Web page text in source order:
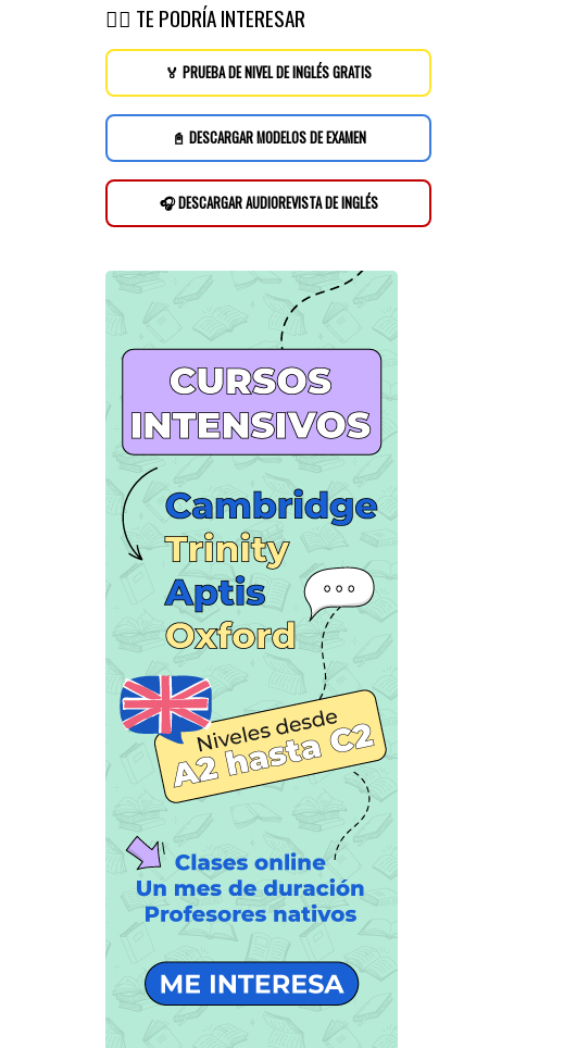
👉🏽 TE PODRÍA INTERESAR
🏅 PRUEBA DE NIVEL DE INGLÉS GRATIS
📓 DESCARGAR MODELOS DE EXAMEN
🎧 DESCARGAR AUDIOREVISTA DE INGLÉS